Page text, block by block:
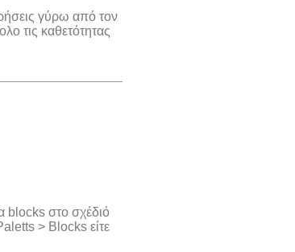
γύρω από τον
τις καθετότητας
blocks στο σχέδιό
> Blocks είτε